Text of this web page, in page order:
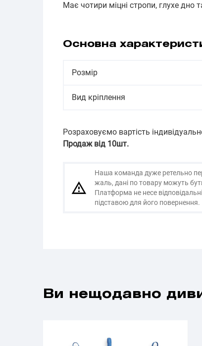
Має чотири міцні стропи, глухе дно
Основна
Розмір
Вид кріплення
Розраховуємо вартість
Продаж від 10шт.
Наша команда дуже ретельно
жаль, дані по товару можуть
Платформа не несе
підставою для його повернення.
Ви нещодавно